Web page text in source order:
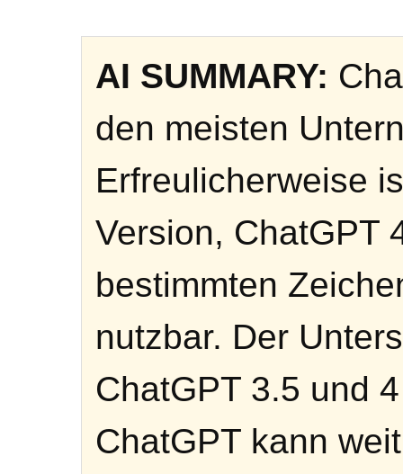
AI SUMMARY:
den meisten
Erfreulicherweise
Version, ChatGPT
bestimmten
nutzbar. Der
ChatGPT 3.5 und
ChatGPT kann